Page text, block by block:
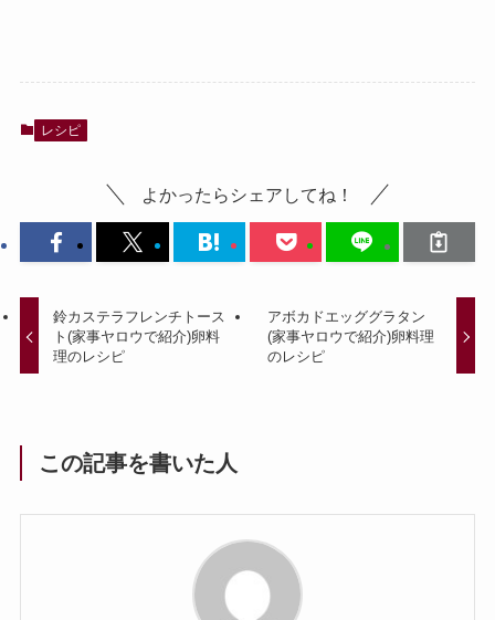
レシピ
よかったらシェアしてね！
鈴カステラフレンチトース
ト(家事ヤロウで紹介)卵料
理のレシピ
アボカドエッググラタン
(家事ヤロウで紹介)卵料理
のレシピ
この記事を書いた人